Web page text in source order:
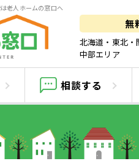
老人ホームの窓口へ
無
北海道・東北・
中部エリア
相談する
イジン